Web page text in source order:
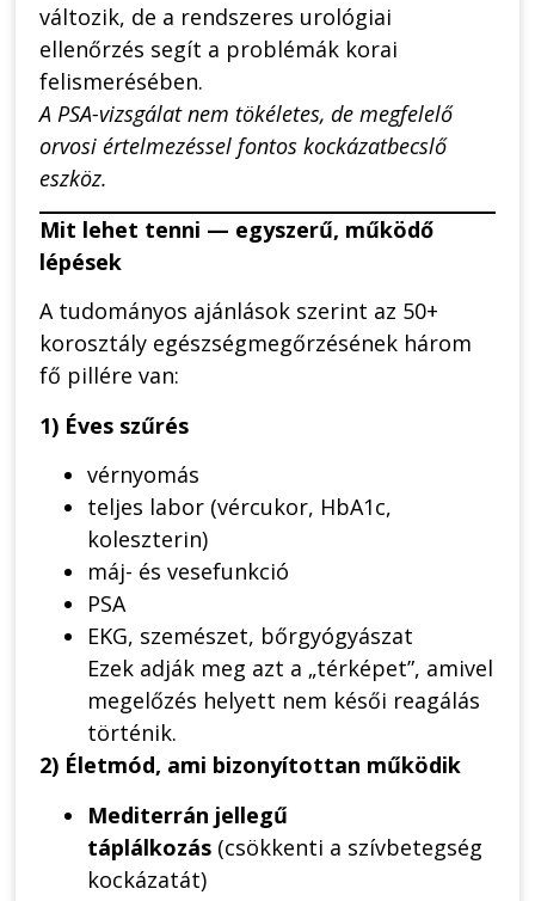
változik, de a rendszeres urológiai
ellenőrzés segít a problémák korai
felismerésében.
A PSA-vizsgálat nem tökéletes, de megfelelő
orvosi értelmezéssel fontos kockázatbecslő
eszköz.
Mit lehet tenni — egyszerű, működő
lépések
A tudományos ajánlások szerint az 50+
korosztály egészségmegőrzésének három
fő pillére van:
1) Éves szűrés
vérnyomás
teljes labor (vércukor, HbA1c,
koleszterin)
máj- és vesefunkció
PSA
EKG, szemészet, bőrgyógyászat
Ezek adják meg azt a „térképet”, amivel
megelőzés helyett nem késői reagálás
történik.
2) Életmód, ami bizonyítottan működik
Mediterrán jellegű
táplálkozás (csökkenti a szívbetegség
kockázatát)